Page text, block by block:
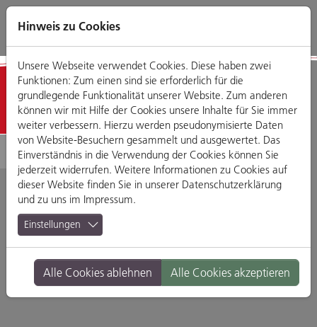
Direkt
zum
Zum
Hauptmenü
Zum
Footermenü
Zur
Website-
Detailansicht
Zum Sauseneck
Keplerstraße 8, 93047 Regensburg
Branche: Restaurants & Gasthäuser
Standort: Altstadt
Hinweis zu Cookies
Unsere Webseite verwendet Cookies. Diese haben zwei
Funktionen: Zum einen sind sie erforderlich für die
grundlegende Funktionalität unserer Website. Zum anderen
können wir mit Hilfe der Cookies unsere Inhalte für Sie immer
weiter verbessern. Hierzu werden pseudonymisierte Daten
von Website-Besuchern gesammelt und ausgewertet. Das
Einverständnis in die Verwendung der Cookies können Sie
jederzeit widerrufen. Weitere Informationen zu Cookies auf
dieser Website finden Sie in unserer Datenschutzerklärung
und zu uns im Impressum.
Einstellungen
Alle Cookies ablehnen Alle Cookies akzeptieren